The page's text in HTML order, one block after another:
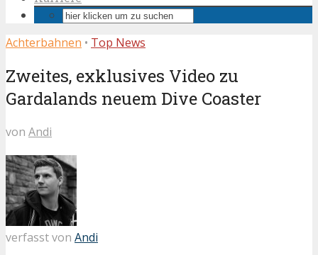
Achterbahnen • Top News
Zweites, exklusives Video zu
Gardalands neuem Dive Coaster
von Andi
verfasst von Andi